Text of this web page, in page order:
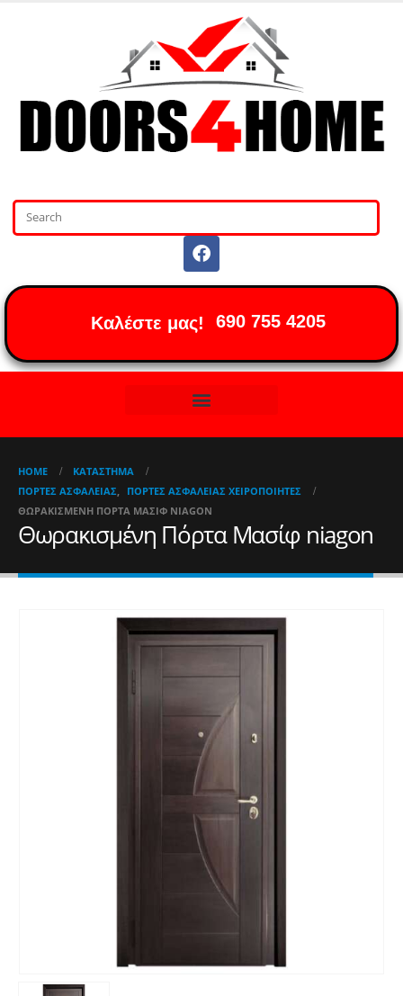
Καλέστε μας! 690 755 4205
HOME
ΚΑΤΆΣΤΗΜΑ
ΠΌΡΤΕΣ ΑΣΦΑΛΕΊΑΣ
ΠΌΡΤΕΣ ΑΣΦΑΛΕΊΑΣ ΧΕΙΡΟΠΟΊΗΤΕΣ
ΘΩΡΑΚΙΣΜΈΝΗ ΠΌΡΤΑ ΜΑΣΊΦ NIAGON
Θωρακισμένη Πόρτα Μασίφ niagon